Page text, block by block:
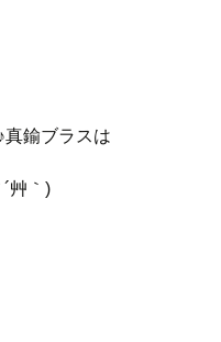
鍮ブラスは
艸｀)